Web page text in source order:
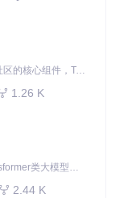
作为 Ascend for PyTorch 社区的核心组件，TorchNPU 是昇腾专为 PyTorch 打造的深度学习适配插件，使 PyTorch 框架能够直接调用昇腾 NPU，为开发者提供昇腾 AI 处理器的超强算力。
1.26 K
本项目是CANN提供的transformer类大模型算子库，实现网络在NPU上加速计算。
2.44 K